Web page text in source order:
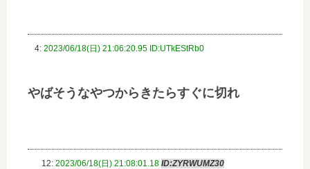
4: 2023/06/18(日) 21:06:20.95 ID:UTkEStRb0
やばそうなやつからきたらすぐに切れ
12: 2023/06/18(日) 21:08:01.18 ID:ZYRWUMZ30